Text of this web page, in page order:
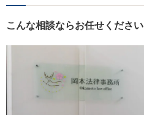
こんな相談ならお任せください